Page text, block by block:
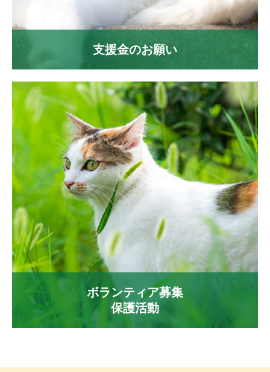
支援金のお願い
ボランティア募集
保護活動